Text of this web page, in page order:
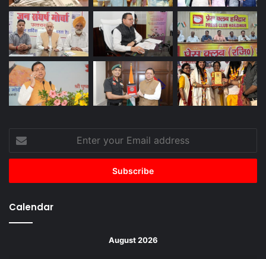
your
Email
Calendar
August 2026